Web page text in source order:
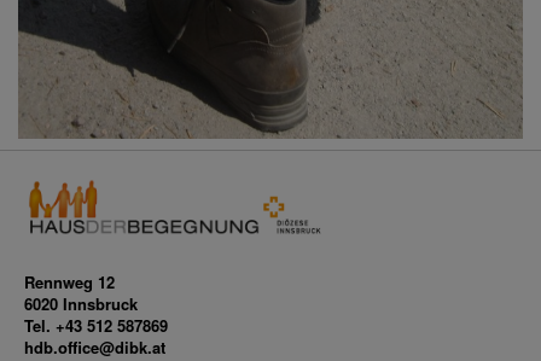
Rennweg 12
6020 Innsbruck
Tel. +43 512 587869
hdb.office@dibk.at